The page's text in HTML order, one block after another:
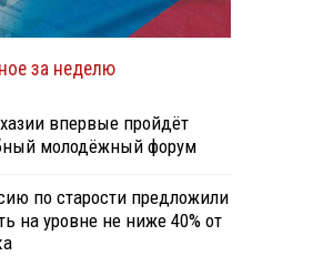
за неделю
впервые пройдёт
молодёжный форум
по старости предложили
на уровне не ниже 40% от